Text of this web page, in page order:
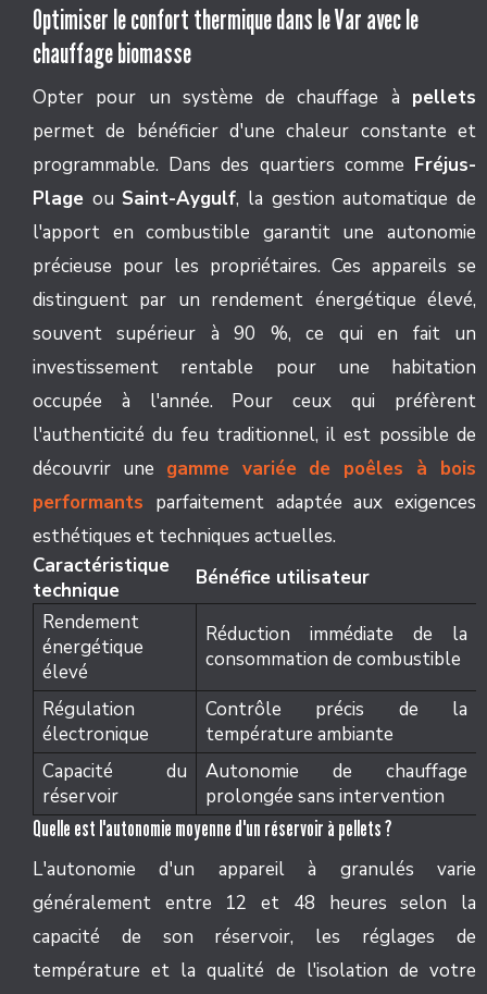
Optimiser le confort thermique dans le Var avec le
chauffage biomasse
Opter pour un système de chauffage à pellets
permet de bénéficier d'une chaleur constante et
programmable. Dans des quartiers comme Fréjus-
Plage ou Saint-Aygulf, la gestion automatique de
l'apport en combustible garantit une autonomie
précieuse pour les propriétaires. Ces appareils se
distinguent par un rendement énergétique élevé,
souvent supérieur à 90 %, ce qui en fait un
investissement rentable pour une habitation
occupée à l'année. Pour ceux qui préfèrent
l'authenticité du feu traditionnel, il est possible de
découvrir une gamme variée de poêles à bois
performants parfaitement adaptée aux exigences
esthétiques et techniques actuelles.
Caractéristique
technique
Bénéfice utilisateur
Rendement
énergétique
élevé
Réduction immédiate de la
consommation de combustible
Régulation
électronique
Contrôle précis de la
température ambiante
Capacité du
réservoir
Autonomie de chauffage
prolongée sans intervention
Quelle est l'autonomie moyenne d'un réservoir à pellets ?
L'autonomie d'un appareil à granulés varie
généralement entre 12 et 48 heures selon la
capacité de son réservoir, les réglages de
température et la qualité de l'isolation de votre